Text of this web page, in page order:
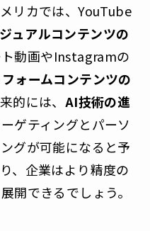
リカでは、YouTube
ュアルコンテンツの
動画やInstagramの
ォームコンテンツの
的には、 AI技術の進
ゲティングとパーソ
グが可能になると予
、企業はより精度の
開できるでしょう。